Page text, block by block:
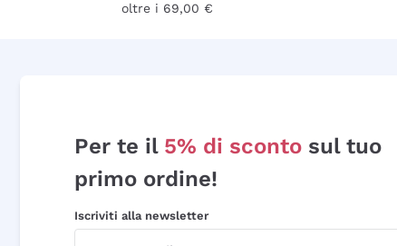
oltre i 69,00 €
Per te il 5% di sconto sul tuo
primo ordine!
Iscriviti alla newsletter